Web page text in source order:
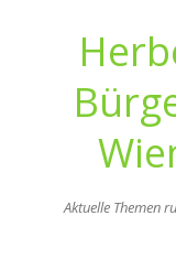
Aktuelle Themen